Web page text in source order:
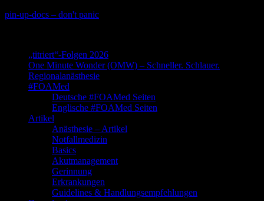
Skip
pin-up-docs – don't panic
„titriert“-Folgen 2026
One Minute Wonder (OMW) – Schneller. Schlauer.
Regionalanästhesie
#FOAMed
Deutsche #FOAMed Seiten
Englische #FOAMed Seiten
Artikel
Anästhesie – Artikel
Notfallmedizin
Basics
Akutmanagement
Gerinnung
Erkrankungen
Guidelines & Handlungsempfehlungen